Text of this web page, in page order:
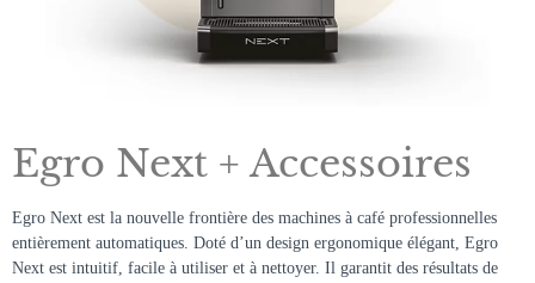
Egro Next + Accessoires
Egro Next est la nouvelle frontière des machines à café professionnelles
entièrement automatiques. Doté d’un design ergonomique élégant, Egro
Next est intuitif, facile à utiliser et à nettoyer. Il garantit des résultats de